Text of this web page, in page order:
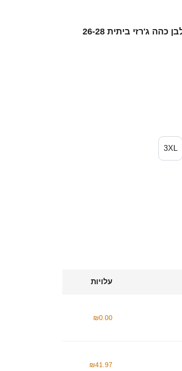
גברים צ'כיה מאטיי קובאר #1 אדום לבן כהה ג'רזי ביתית 26-28
3XL
עלויות
₪0.00
₪41.97